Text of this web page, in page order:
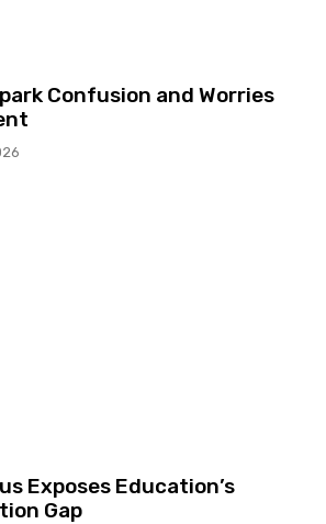
Confusion and Worries
Exposes Education’s
Gap